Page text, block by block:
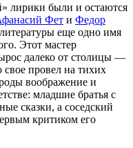
лирики были и остаются
Фет и Федор
еще одно имя
Этот мастер
далеко от столицы —
свое провел на тихих
воображение и
младшие братья с
сказки, а соседский
критиком его